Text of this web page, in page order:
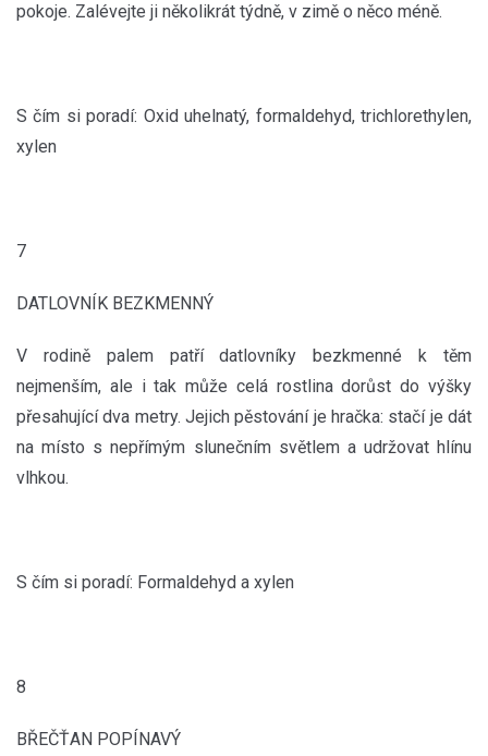
pokoje. Zalévejte ji několikrát týdně, v zimě o něco méně.
S čím si poradí: Oxid uhelnatý, formaldehyd, trichlorethylen,
xylen
7
DATLOVNÍK BEZKMENNÝ
V rodině palem patří datlovníky bezkmenné k těm
nejmenším, ale i tak může celá rostlina dorůst do výšky
přesahující dva metry. Jejich pěstování je hračka: stačí je dát
na místo s nepřímým slunečním světlem a udržovat hlínu
vlhkou.
S čím si poradí: Formaldehyd a xylen
8
BŘEČŤAN POPÍNAVÝ